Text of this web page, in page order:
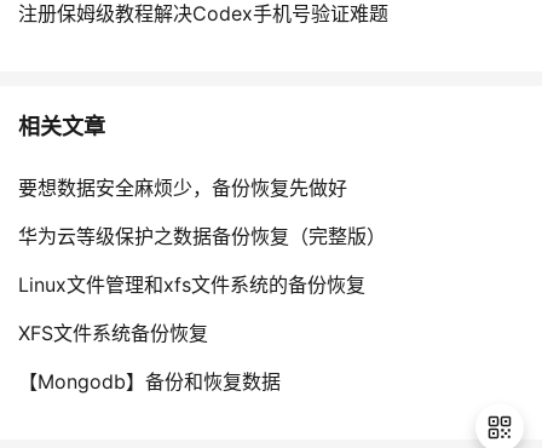
注册保姆级教程解决Codex手机号验证难题
相关文章
要想数据安全麻烦少，备份恢复先做好
华为云等级保护之数据备份恢复（完整版）
Linux文件管理和xfs文件系统的备份恢复
XFS文件系统备份恢复
【Mongodb】备份和恢复数据